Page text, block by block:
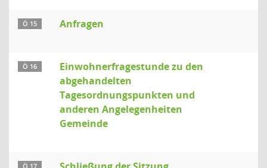
Ö 15 Anfragen
Ö 16
Einwohnerfragestunde zu den
abgehandelten
Tagesordnungspunkten und
anderen Angelegenheiten
Gemeinde
Ö 17